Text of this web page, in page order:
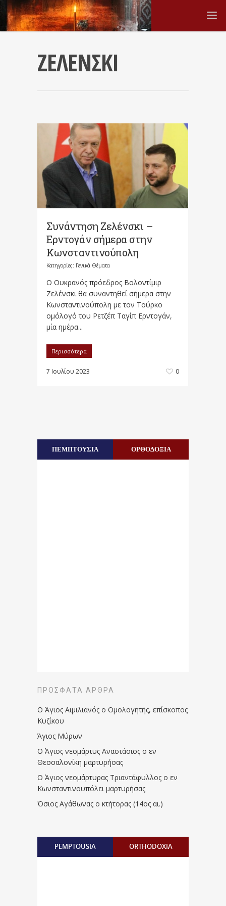
ΖΕΛΕΝΣΚΙ
Συνάντηση Ζελένσκι –
Ερντογάν σήμερα στην
Κωνσταντινούπολη
Κατηγορίες: Γενικά Θέματα
Ο Ουκρανός πρόεδρος Βολοντίμιρ
Ζελένσκι θα συναντηθεί σήμερα στην
Κωνσταντινούπολη με τον Τούρκο
ομόλογό του Ρετζέπ Ταγίπ Ερντογάν,
μία ημέρα...
Περισσότερα
7 Ιουλίου 2023 0
ΠΕΜΠΤΟΥΣΙΑ ΟΡΘΟΔΟΞΙΑ
ΠΡΌΣΦΑΤΑ ΆΡΘΡΑ
Ο Άγιος Αιμιλιανός ο Ομολογητής, επίσκοπος
Κυζίκου
Άγιος Μύρων
Ο Άγιος νεομάρτυς Αναστάσιος ο εν
Θεσσαλονίκη μαρτυρήσας
Ο Άγιος νεομάρτυρας Τριαντάφυλλος ο εν
Κωνσταντινουπόλει μαρτυρήσας
Όσιος Αγάθωνας ο κτήτορας (14ος αι.)
PEMPTOUSIA ORTHODOXIA